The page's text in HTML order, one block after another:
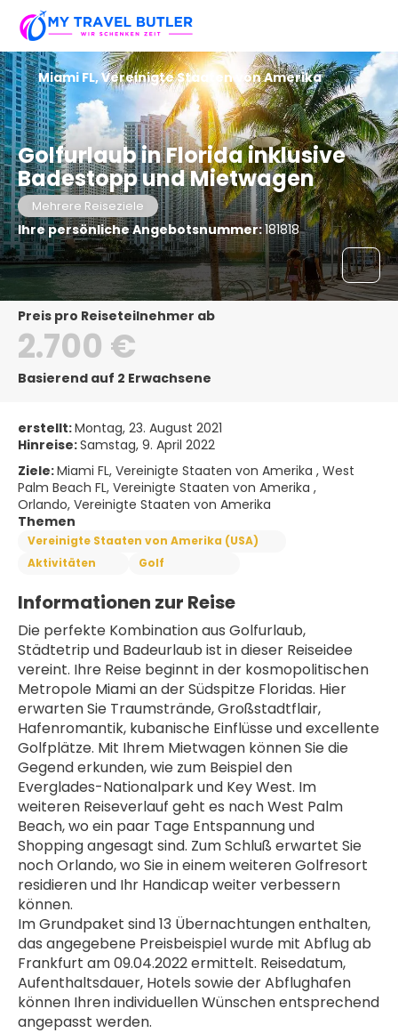
Golfurlaub in Florida inklusive
Badestopp und Mietwagen
Mehrere Reiseziele
Ihre persönliche Angebotsnummer:181818
Miami FL, Vereinigte Staaten von Amerika
Preis pro Reiseteilnehmer ab
2.700 €
Basierend auf 2 Erwachsene
erstellt:Montag, 23. August 2021
Hinreise:Samstag, 9. April 2022
Ziele:Miami FL, Vereinigte Staaten von Amerika , West
Palm Beach FL, Vereinigte Staaten von Amerika ,
Orlando, Vereinigte Staaten von Amerika
Themen
Vereinigte Staaten von Amerika (USA)
Aktivitäten
Golf
Informationen zur Reise
Die perfekte Kombination aus Golfurlaub,
Städtetrip und Badeurlaub ist in dieser Reiseidee
vereint. Ihre Reise beginnt in der kosmopolitischen
Metropole Miami an der Südspitze Floridas. Hier
erwarten Sie Traumstrände, Großstadtflair,
Hafenromantik, kubanische Einflüsse und excellente
Golfplätze. Mit Ihrem Mietwagen können Sie die
Gegend erkunden, wie zum Beispiel den
Everglades-Nationalpark und Key West. Im
weiteren Reiseverlauf geht es nach West Palm
Beach, wo ein paar Tage Entspannung und
Shopping angesagt sind. Zum Schluß erwartet Sie
noch Orlando, wo Sie in einem weiteren Golfresort
residieren und Ihr Handicap weiter verbessern
können.
Im Grundpaket sind 13 Übernachtungen enthalten,
das angegebene Preisbeispiel wurde mit Abflug ab
Frankfurt am 09.04.2022 ermittelt. Reisedatum,
Aufenthaltsdauer, Hotels sowie der Abflughafen
können Ihren individuellen Wünschen entsprechend
angepasst werden.